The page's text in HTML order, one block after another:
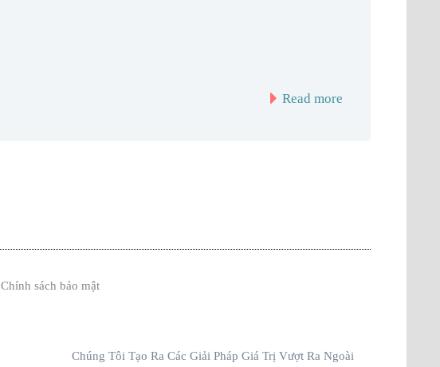
Read more
Chính sách bảo mật
Chúng Tôi Tạo Ra Các Giải Pháp Giá Trị Vượt Ra Ngoài